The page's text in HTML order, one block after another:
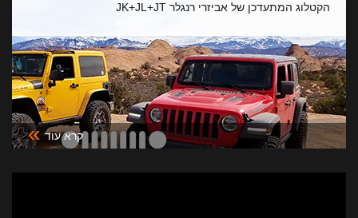
הקטלוג המתעדכן של אביזרי רנגלר JK+JL+JT
קרא עוד »